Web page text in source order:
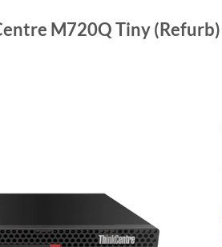
M720Q Tiny (Refurb)